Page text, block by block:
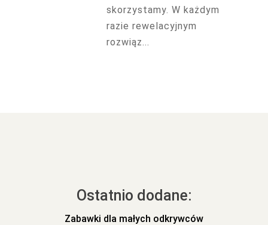
skorzystamy. W każdym
razie rewelacyjnym
rozwiąz...
Ostatnio dodane:
Zabawki dla małych odkrywców